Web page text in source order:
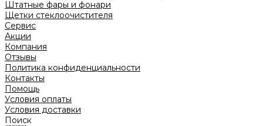
Штатные фары и фонари
Щетки стеклоочистителя
Сервис
Акции
Компания
Отзывы
Политика конфиденциальности
Контакты
Помощь
Условия оплаты
Условия доставки
Поиск